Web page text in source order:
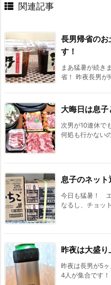
関連記事
長男帰省のお
す！
まあ猛暑が続き
省！ 昨夜長男が
大晦日は息
次男が10連休で
何処も行かない
息子のネット
今日も猛暑！ エ
なるし、チョッ
昨夜は大盛り
昨夜は長男が5
4人が集合です